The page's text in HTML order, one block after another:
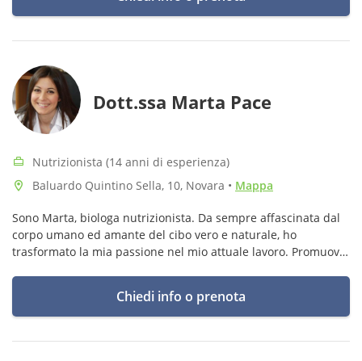
Dott.ssa Marta Pace
Nutrizionista (14 anni di esperienza)
Baluardo Quintino Sella, 10, Novara • Mappa
Sono Marta, biologa nutrizionista. Da sempre affascinata dal
corpo umano ed amante del cibo vero e naturale, ho
trasformato la mia passione nel mio attuale lavoro. Promuovo
Chiedi info o prenota